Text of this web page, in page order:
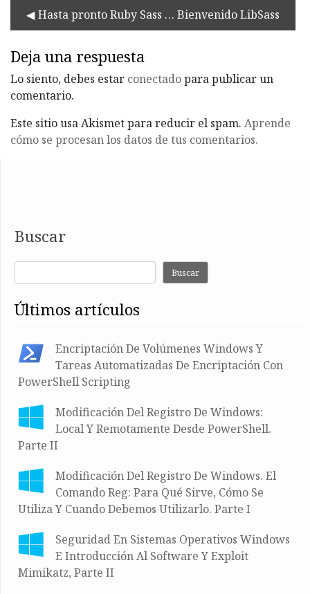
Hasta pronto Ruby Sass … Bienvenido LibSass
Deja una respuesta
Lo siento, debes estar conectadopara publicar un
comentario.
Este sitio usa Akismet para reducir el spam. Aprende
cómo se procesan los datos de tus comentarios.
Buscar
Buscar
últimos artículos
Encriptación De Volúmenes Windows Y
Tareas Automatizadas De Encriptación Con
PowerShell Scripting
Modificación Del Registro De Windows:
Local Y Remotamente Desde PowerShell.
Parte II
Modificación Del Registro De Windows. El
Comando Reg: Para Qué Sirve, Cómo Se
Utiliza Y Cuando Debemos Utilizarlo. Parte I
Seguridad En Sistemas Operativos Windows
E Introducción Al Software Y Exploit
Mimikatz, Parte II